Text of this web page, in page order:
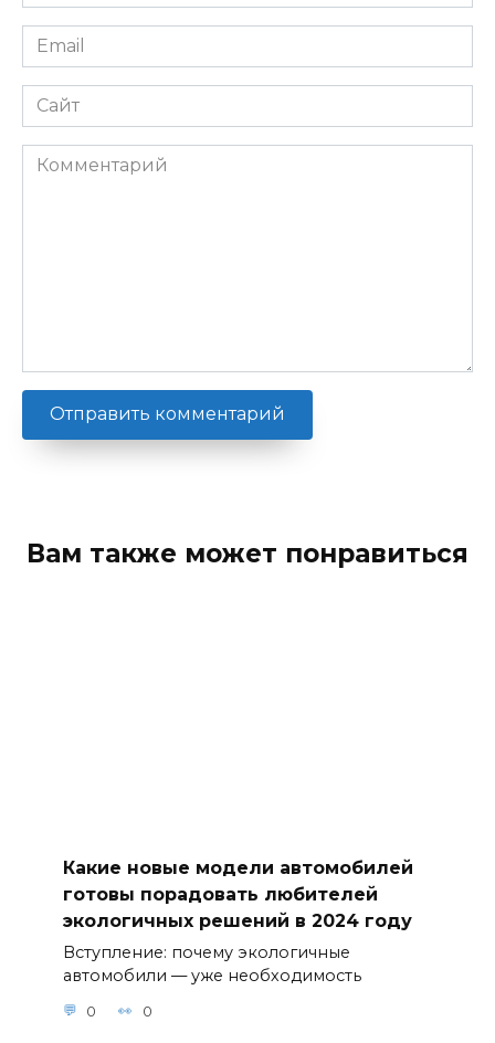
Email
*
Сайт
Комментарий
Вам также может понравиться
Какие новые модели автомобилей
готовы порадовать любителей
экологичных решений в 2024 году
Вступление: почему экологичные
автомобили — уже необходимость
0 0